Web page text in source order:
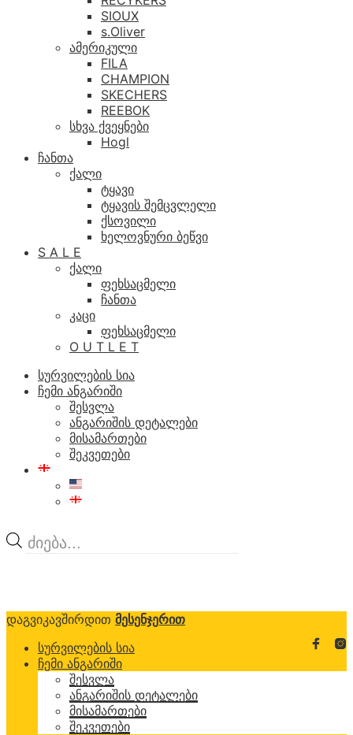
SIOUX
s.Oliver
ამერიკული
FILA
CHAMPION
SKECHERS
REEBOK
სხვა ქვეყნები
Hogl
ჩანთა
ქალი
ტყავი
ტყავის შემცვლელი
ქსოვილი
ხელოვნური ბეწვი
S A L E
ქალი
ფეხსაცმელი
ჩანთა
კაცი
ფეხსაცმელი
O U T L E T
სურვილების სია
ჩემი ანგარიში
შესვლა
ანგარიშის დეტალები
მისამართები
შეკვეთები
Products
search
დაგვიკავშირდით მესენჯერით
სურვილების სია
ჩემი ანგარიში
შესვლა
ანგარიშის დეტალები
მისამართები
შეკვეთები